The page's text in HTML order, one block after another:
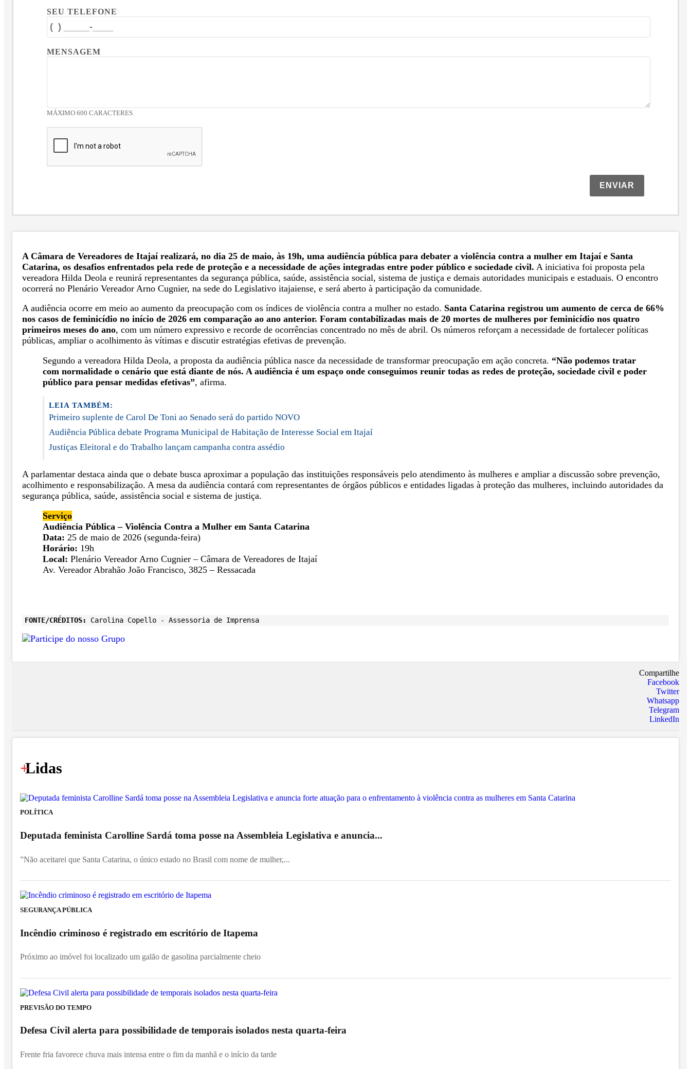
SEU TELEFONE
MENSAGEM
MÁXIMO 600 CARACTERES.
ENVIAR
A Câmara de Vereadores de Itajaí realizará, no dia 25 de maio, às 19h, uma audiência pública para debater a violência contra a mulher em Itajaí e Santa
Catarina, os desafios enfrentados pela rede de proteção e a necessidade de ações integradas entre poder público e sociedade civil. A iniciativa foi proposta pela
vereadora Hilda Deola e reunirá representantes da segurança pública, saúde, assistência social, sistema de justiça e demais autoridades municipais e estaduais. O encontro
ocorrerá no Plenário Vereador Arno Cugnier, na sede do Legislativo itajaiense, e será aberto à participação da comunidade.
A audiência ocorre em meio ao aumento da preocupação com os índices de violência contra a mulher no estado. Santa Catarina registrou um aumento de cerca de 66%
nos casos de feminicídio no início de 2026 em comparação ao ano anterior. Foram contabilizadas mais de 20 mortes de mulheres por feminicídio nos quatro
primeiros meses do ano, com um número expressivo e recorde de ocorrências concentrado no mês de abril. Os números reforçam a necessidade de fortalecer políticas
públicas, ampliar o acolhimento às vítimas e discutir estratégias efetivas de prevenção.
Segundo a vereadora Hilda Deola, a proposta da audiência pública nasce da necessidade de transformar preocupação em ação concreta. “Não podemos tratar
com normalidade o cenário que está diante de nós. A audiência é um espaço onde conseguimos reunir todas as redes de proteção, sociedade civil e poder
público para pensar medidas efetivas”, afirma.
LEIA TAMBÉM:
Primeiro suplente de Carol De Toni ao Senado será do partido NOVO
Audiência Pública debate Programa Municipal de Habitação de Interesse Social em Itajaí
Justiças Eleitoral e do Trabalho lançam campanha contra assédio
A parlamentar destaca ainda que o debate busca aproximar a população das instituições responsáveis pelo atendimento às mulheres e ampliar a discussão sobre prevenção,
acolhimento e responsabilização. A mesa da audiência contará com representantes de órgãos públicos e entidades ligadas à proteção das mulheres, incluindo autoridades da
segurança pública, saúde, assistência social e sistema de justiça.
Serviço
Audiência Pública – Violência Contra a Mulher em Santa Catarina
Data: 25 de maio de 2026 (segunda-feira)
Horário: 19h
Local: Plenário Vereador Arno Cugnier – Câmara de Vereadores de Itajaí
Av. Vereador Abrahão João Francisco, 3825 – Ressacada
FONTE/CRÉDITOS: Carolina Copello - Assessoria de Imprensa
Compartilhe
Facebook
Twitter
Whatsapp
Telegram
LinkedIn
+
Lidas
POLÍTICA
Deputada feminista Carolline Sardá toma posse na Assembleia Legislativa e anuncia...
”Não aceitarei que Santa Catarina, o único estado no Brasil com nome de mulher,...
SEGURANÇA PÚBLICA
Incêndio criminoso é registrado em escritório de Itapema
Próximo ao imóvel foi localizado um galão de gasolina parcialmente cheio
PREVISÃO DO TEMPO
Defesa Civil alerta para possibilidade de temporais isolados nesta quarta-feira
Frente fria favorece chuva mais intensa entre o fim da manhã e o início da tarde